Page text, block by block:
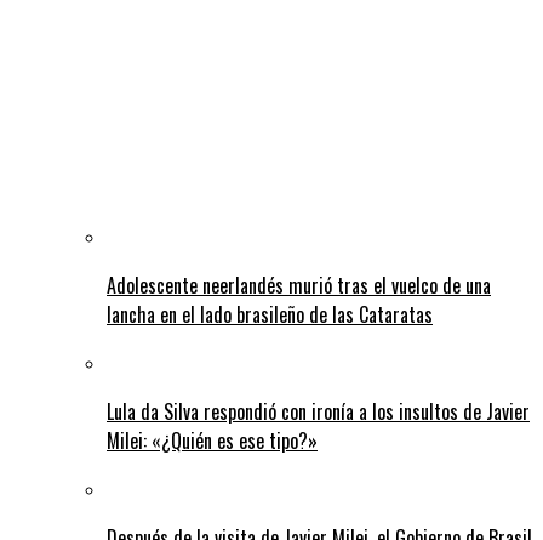
Adolescente neerlandés murió tras el vuelco de una
lancha en el lado brasileño de las Cataratas
Lula da Silva respondió con ironía a los insultos de Javier
Milei: «¿Quién es ese tipo?»